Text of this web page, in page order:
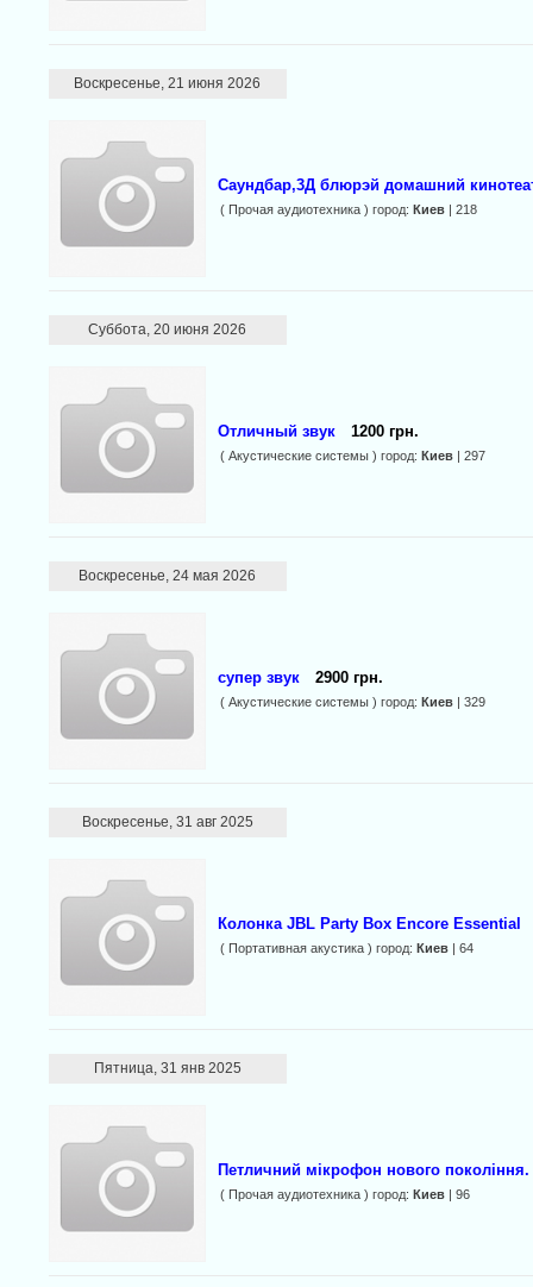
Воскресенье, 21 июня 2026
Саундбар,3Д блюрэй домашний
( Прочая аудиотехника ) город: Киев| 218
Суббота, 20 июня 2026
Отличный звук 1200 грн.
( Акустические системы ) город: Киев| 297
Воскресенье, 24 мая 2026
супер звук 2900 грн.
( Акустические системы ) город: Киев| 329
Воскресенье, 31 авг 2025
Колонка JBL Party Box Encore Essential
( Портативная акустика ) город: Киев| 64
Пятница, 31 янв 2025
Петличний мікрофон нового покоління.
( Прочая аудиотехника ) город: Киев| 96